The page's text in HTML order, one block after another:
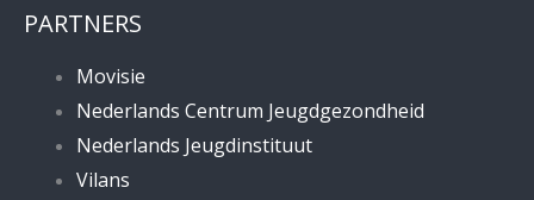
PARTNERS
Movisie
Nederlands Centrum Jeugdgezondheid
Nederlands Jeugdinstituut
Vilans